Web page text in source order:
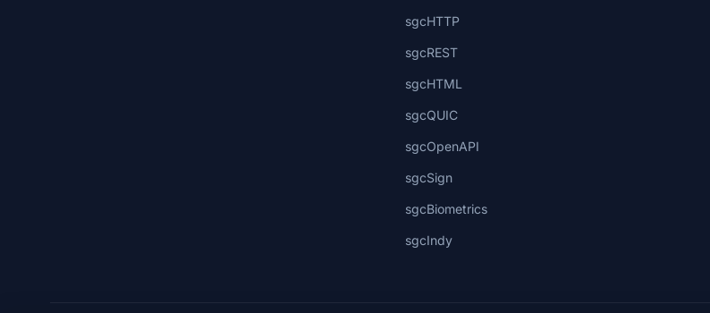
sgcHTTP
sgcREST
sgcHTML
sgcQUIC
sgcOpenAPI
sgcSign
sgcBiometrics
sgcIndy